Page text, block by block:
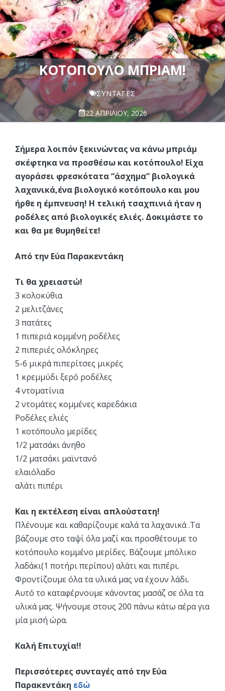
ΚΟΤΌΠΟΥΛΟ ΜΠΡΙΆΜ!
ΣΥΝΤΑΓΈΣ
22 ΑΠΡΙΛΊΟΥ, 2026
Σήμερα λοιπόν ξεκινώντας να κάνω μπριάμ
σκέφτηκα να προσθέσω και κοτόπουλο! Είχα
αγοράσει φρεσκότατα “άσχημα” βιολογικά
λαχανικά,ένα βιολογικό κοτόπουλο και μου
ήρθε η έμπνευση! Η τελική τσαχπινιά ήταν η
ροδέλες από βιολογικές ελιές. Δοκιμάστε το
και θα με θυμηθείτε!
Από την Εύα Παρακεντάκη
Τι θα χρειαστώ!
3 κολοκύθια
2 μελιτζάνες
3 πατάτες
1 πιπεριά κομμένη ροδέλες
2 πιπεριές ολόκληρες
5-6 μικρά πιπερίτσες μικρές
1 κρεμμύδι ξερό ροδέλες
4 ντοματίνια
2 ντομάτες κομμένες καρεδάκια
Ροδέλες ελιές
1 κοτόπουλο μερίδες
1/2 ματσάκι άνηθο
1/2 ματσάκι μαϊντανό
ελαιόλαδο
αλάτι πιπέρι
Και η εκτέλεση είναι απλούστατη!
Πλένουμε και καθαρίζουμε καλά τα λαχανικά .Τα
βάζουμε στο ταψί όλα μαζί και προσθέτουμε το
κοτόπουλο κομμένο μερίδες. Βάζουμε μπόλικο
λαδάκι(1 ποτήρι περίπου) αλάτι και πιπέρι.
Φροντίζουμε όλα τα υλικά μας να έχουν λάδι.
Αυτό το καταφέρνουμε κάνοντας μασάζ σε όλα τα
υλικά μας. Ψήνουμε στους 200 πάνω κάτω αέρα για
μία μισή ώρα.
Καλή Επιτυχία!!
Περισσότερες συνταγές από την Εύα
Παρακεντάκη εδώ